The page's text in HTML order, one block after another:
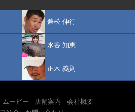
兼松 伸行
水谷 知恵
正木 義則
ムービー 店舗案内
会社概要